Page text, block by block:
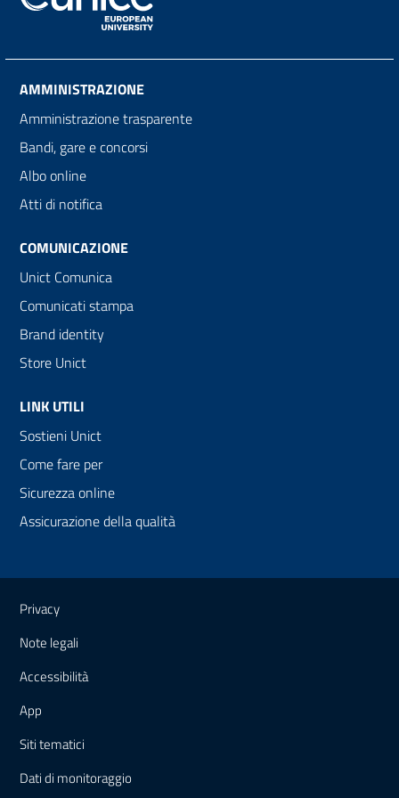
AMMINISTRAZIONE
Amministrazione trasparente
Bandi, gare e concorsi
Albo online
Atti di notifica
COMUNICAZIONE
Unict Comunica
Comunicati stampa
Brand identity
Store Unict
LINK UTILI
Sostieni Unict
Come fare per
Sicurezza online
Assicurazione della qualità
Link e informazioni utili
Privacy
Note legali
Accessibilità
App
Siti tematici
Dati di monitoraggio